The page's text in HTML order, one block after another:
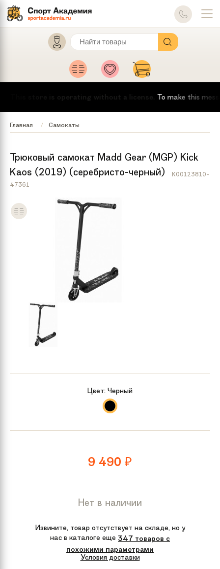
This store is operating without a license. To make this
Главная Самокаты
Трюковый самокат Madd Gear (MGP) Kick
Kaos (2019) (серебристо-черный)
K00123810-
47361
9 490 ₽
Нет в наличии
Извините, товар отсутствует на складе, но у
нас в каталоге еще 347 товаров с
похожими параметрами
Цвет: Черный
Условия доставки